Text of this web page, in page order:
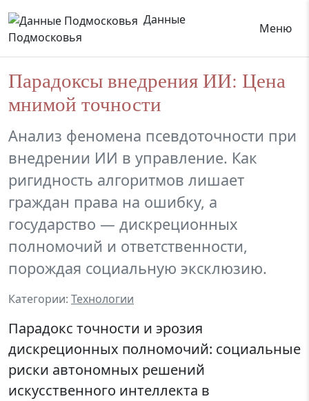
Данные
Подмосковья
Меню
Парадоксы внедрения ИИ: Цена
мнимой точности
Анализ феномена псевдоточности при
внедрении ИИ в управление. Как
ригидность алгоритмов лишает
граждан права на ошибку, а
государство — дискреционных
полномочий и ответственности,
порождая социальную эксклюзию.
Категории: Технологии
Парадокс точности и эрозия
дискреционных полномочий: социальные
риски автономных решений
искусственного интеллекта в